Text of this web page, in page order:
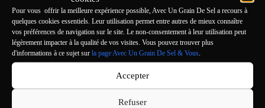
Pour vous offrir la meilleure expérience possible, Avec Un Grain De Sel a recours à
quelques cookies essentiels. Leur utilisation permet entre autres de mieux connaître
vos préférences de navigation sur le site. Le non-consentement à leur utilisation peut
légèrement impacter à la qualité de vos visites. Vous pouvez trouver plus
d'informations à ce sujet sur la page Avec Un Grain De Sel & Vous
Accepter
Refuser
l’exploration
robotisée
!